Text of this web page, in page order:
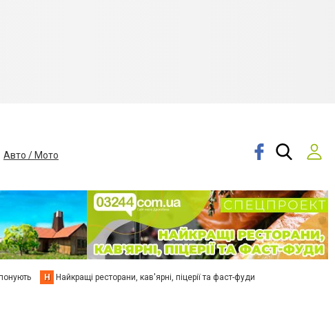
Авто / Мото
Н Найкращі ресторани, кав'ярні, піцерії та фаст-фуди